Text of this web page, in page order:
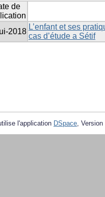
de
2018
L’enfant et ses
cas d’étude a Sétif
l'application DSpace,